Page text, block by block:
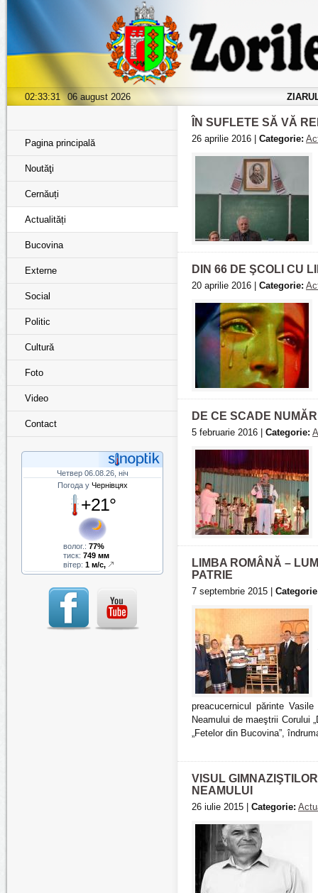
02:33:32 06 august 2026
Pagina principală
Noutăţi
Cernăuți
Actualități
Bucovina
Externe
Social
Politic
Cultură
Foto
Video
Contact
Четвер 06.08.26, ніч
Погода у Чернівцях
+21°
волог.: 77%
тиск: 749 мм
вітер: 1 м/с,
ÎN SUFLETE SĂ VĂ
26 aprilie 2016 | Categorie:
DIN 66 DE ŞCOLI CU
20 aprilie 2016 | Categorie:
DE CE SCADE
5 februarie 2016 | Categorie:
LIMBA ROMÂNĂ –
PATRIE
7 septembrie 2015 |
preacucernicul părinte
Neamului de maeştrii Corului
„Fetelor din Bucovina”,
VISUL
NEAMULUI
26 iulie 2015 | Categorie: